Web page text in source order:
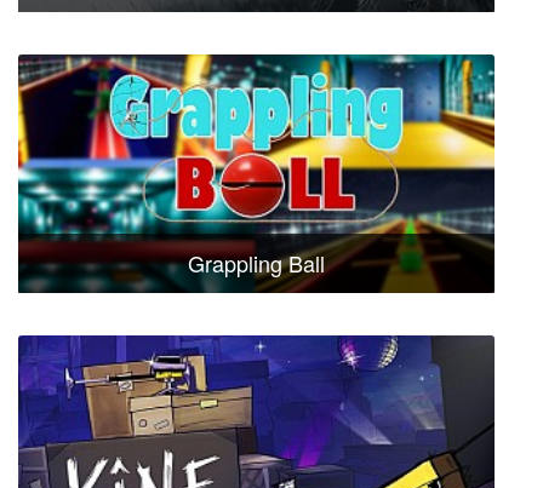
Grappling Ball